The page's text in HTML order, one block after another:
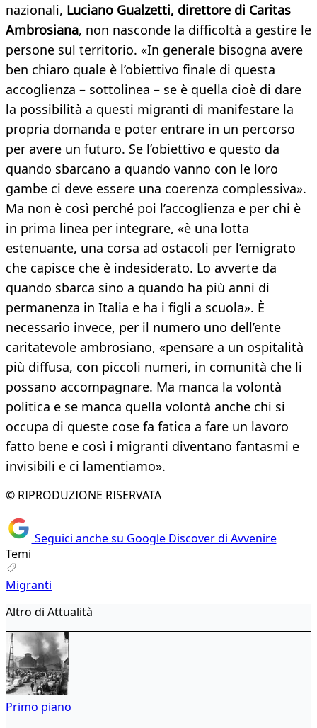
nazionali, Luciano Gualzetti, direttore di Caritas
Ambrosiana, non nasconde la difficoltà a gestire le
persone sul territorio. «In generale bisogna avere
ben chiaro quale è l’obiettivo finale di questa
accoglienza – sottolinea – se è quella cioè di dare
la possibilità a questi migranti di manifestare la
propria domanda e poter entrare in un percorso
per avere un futuro. Se l’obiettivo e questo da
quando sbarcano a quando vanno con le loro
gambe ci deve essere una coerenza complessiva».
Ma non è così perché poi l’accoglienza e per chi è
in prima linea per integrare, «è una lotta
estenuante, una corsa ad ostacoli per l’emigrato
che capisce che è indesiderato. Lo avverte da
quando sbarca sino a quando ha più anni di
permanenza in Italia e ha i figli a scuola». È
necessario invece, per il numero uno dell’ente
caritatevole ambrosiano, «pensare a un ospitalità
più diffusa, con piccoli numeri, in comunità che li
possano accompagnare. Ma manca la volontà
politica e se manca quella volontà anche chi si
occupa di queste cose fa fatica a fare un lavoro
fatto bene e così i migranti diventano fantasmi e
invisibili e ci lamentiamo».
© RIPRODUZIONE RISERVATA
Seguici anche su Google Discover di Avvenire
Temi
Migranti
Altro di Attualità
Primo piano